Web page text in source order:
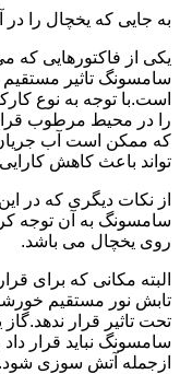
به جایی که یخچال را
یکی از فاکتورهایی که
سامسونگ تاثیر مستقیم
است.با توجه به نوع
را در محیط مرطوب
که ممکن است آب جریان
تواند باعث کاهش
از نکات دیگری که در
سامسونگ به آن توجه
روی یخچال می باشد.
البته مکانی که برای
تابش نور مستقیم
تحت تاثیر قرار
سامسونگ نباید قرار
ازجمله آتش سوزی شود.